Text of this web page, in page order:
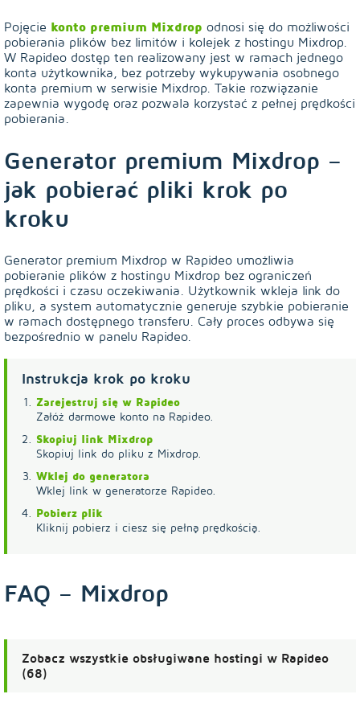
Pojęcie konto premium Mixdrop odnosi się do możliwości
pobierania plików bez limitów i kolejek z hostingu Mixdrop.
W Rapideo dostęp ten realizowany jest w ramach jednego
konta użytkownika, bez potrzeby wykupywania osobnego
konta premium w serwisie Mixdrop. Takie rozwiązanie
zapewnia wygodę oraz pozwala korzystać z pełnej prędkości
pobierania.
Generator premium Mixdrop –
jak pobierać pliki krok po
kroku
Generator premium Mixdrop w Rapideo umożliwia
pobieranie plików z hostingu Mixdrop bez ograniczeń
prędkości i czasu oczekiwania. Użytkownik wkleja link do
pliku, a system automatycznie generuje szybkie pobieranie
w ramach dostępnego transferu. Cały proces odbywa się
bezpośrednio w panelu Rapideo.
Instrukcja krok po kroku
Zarejestruj się w Rapideo
Załóż darmowe konto na Rapideo.
Skopiuj link Mixdrop
Skopiuj link do pliku z Mixdrop.
Wklej do generatora
Wklej link w generatorze Rapideo.
Pobierz plik
Kliknij pobierz i ciesz się pełną prędkością.
FAQ – Mixdrop
Zobacz wszystkie obsługiwane hostingi w Rapideo
(68)